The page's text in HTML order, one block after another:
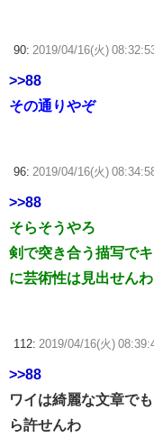
90: 2019/04/16(火)
>>88
その通りやぞ
96: 2019/04/16(火)
>>88
そらそうやろ
剣で突き合う描写で
に芸術性は見出せんわ
112: 2019/04/16(火)
>>88
ワイは綺麗な文章で
ら許せんわ